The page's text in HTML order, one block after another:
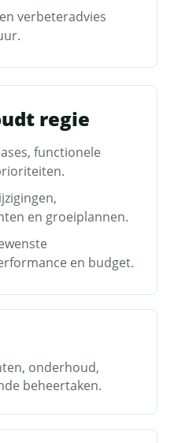
verbeteradvies
regie
functionele
en groeiplannen.
en budget.
onderhoud,
beheertaken.